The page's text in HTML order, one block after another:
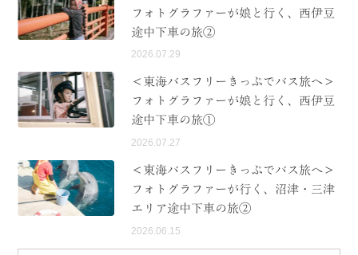
フォトグラファーが娘と行く、西伊豆
途中下車の旅②
2026.07.29
＜東海バスフリーきっぷでバス旅へ＞
フォトグラファーが娘と行く、西伊豆
途中下車の旅①
2026.07.27
＜東海バスフリーきっぷでバス旅へ＞
フォトグラファーが行く、沼津・三津
エリア途中下車の旅②
2026.06.15